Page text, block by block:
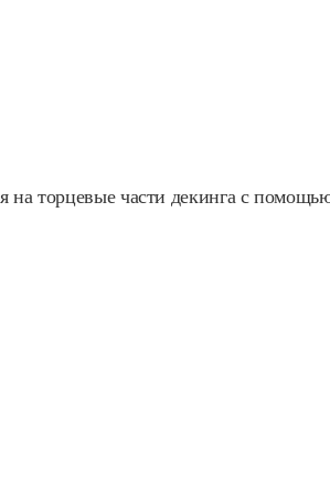
на торцевые части декинга с